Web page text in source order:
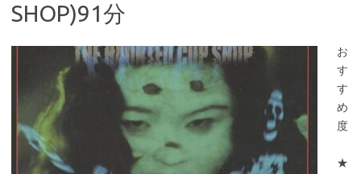
SHOP)91分
お
す
す
め
度
★